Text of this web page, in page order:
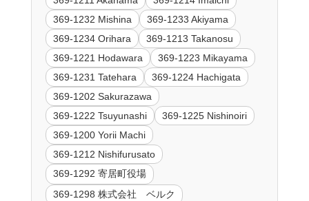
369-1232 Mishina
369-1233 Akiyama
369-1234 Orihara
369-1213 Takanosu
369-1221 Hodawara
369-1223 Mikayama
369-1231 Tatehara
369-1224 Hachigata
369-1202 Sakurazawa
369-1222 Tsuyunashi
369-1225 Nishinoiri
369-1200 Yorii Machi
369-1212 Nishifurusato
369-1292 寄居町役場
369-1298 株式会社 ベルク